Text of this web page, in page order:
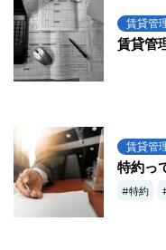
賃貸管
賃貸管
賃貸管
特約っ
特約